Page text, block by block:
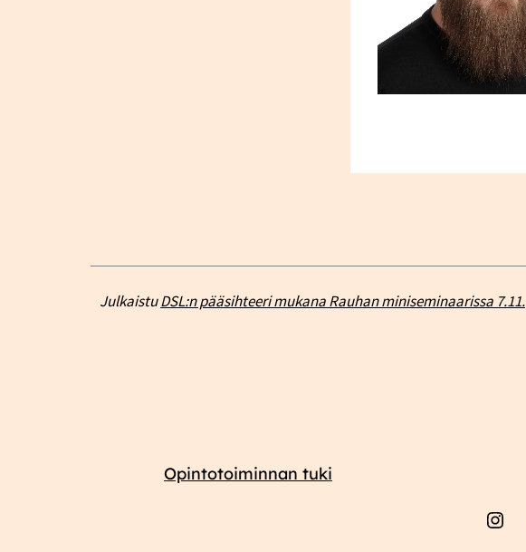
JulkaistuDSL:n pääsihteeri mukana Rauhan miniseminaarissa 7.11.
Opintotoiminnan tuki